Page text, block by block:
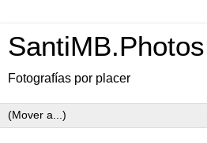
SantiMB.Photos
Fotografías por placer